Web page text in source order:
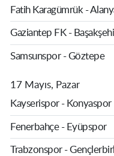
Fatih Karagümrük -
Gaziantep FK -
Samsunspor - Göztepe
17 Mayıs, Pazar
Kayserispor - Konyaspor
Fenerbahçe - Eyüpspor
Trabzonspor -